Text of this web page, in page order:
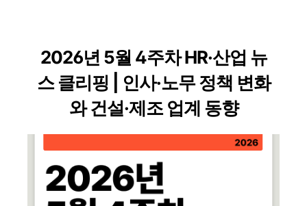
2026년 5월 4주차 HR·산업 뉴
스 클리핑 | 인사·노무 정책 변화
와 건설·제조 업계 동향